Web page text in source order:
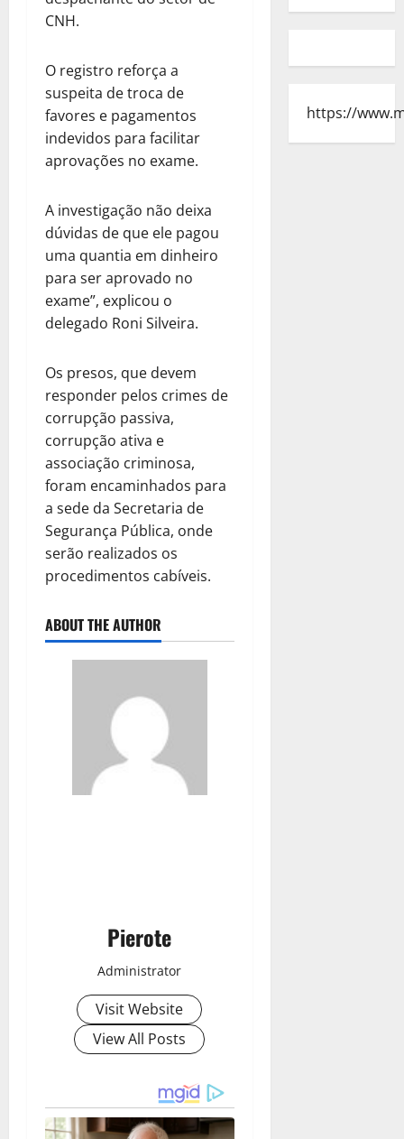
CNH.
O registro reforça a
suspeita de troca de
favores e pagamentos
indevidos para facilitar
aprovações no exame.
A investigação não deixa
dúvidas de que ele pagou
uma quantia em dinheiro
para ser aprovado no
exame”, explicou o
delegado Roni Silveira.
Os presos, que devem
responder pelos crimes de
corrupção passiva,
corrupção ativa e
associação criminosa,
foram encaminhados para
a sede da Secretaria de
Segurança Pública, onde
serão realizados os
procedimentos cabíveis.
ABOUT THE AUTHOR
Pierote
Administrator
Visit Website
View All Posts
https://